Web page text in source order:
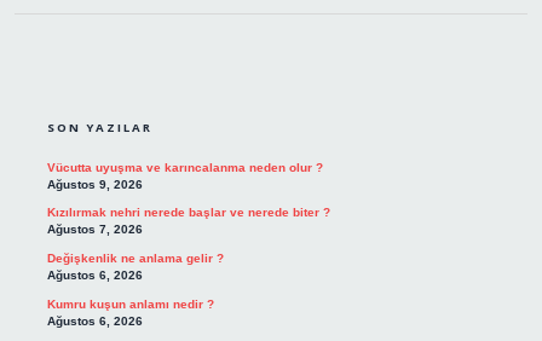
SON YAZILAR
Vücutta uyuşma ve karıncalanma neden olur ?
Ağustos 9, 2026
Kızılırmak nehri nerede başlar ve nerede biter ?
Ağustos 7, 2026
Değişkenlik ne anlama gelir ?
Ağustos 6, 2026
Kumru kuşun anlamı nedir ?
Ağustos 6, 2026